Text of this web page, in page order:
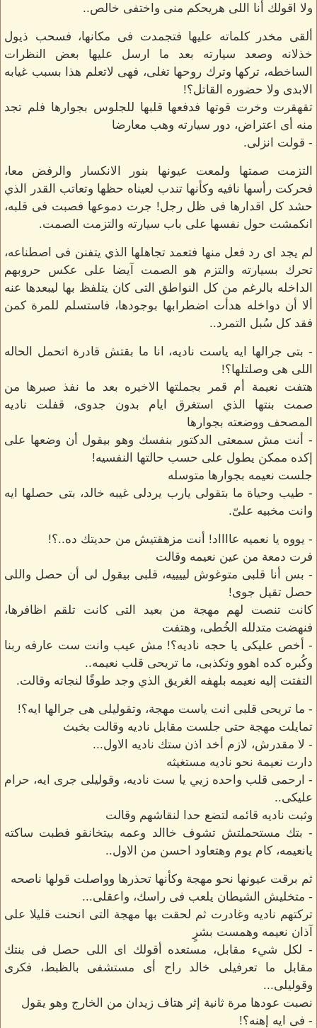
ولا اقولك أنا اللى هريحكم منى واختفى خالص..
ألقى مخدر كلماته عليها فتجمدت فى مكانها، فسحب ذيول
خذلانه وصعد سيارته بعد ما ارسل عليها بعض النظرات
الساخطه، تركها وترك روحها تغلى، فهى لاتعلم هذا بسبب غيابه
الابدى ولا حضوره القاتل؟!
تقهقرت وخرت قوتها فدفعها قلبها للجلوس بجوارها فلم تجد
منه أى اعتراض، دور سيارته وهب معارضا
- قولت انزلى.
التزمت صمتها ولمعت عيونها بنور الانكسار والرفض معا،
فحركت رأسها نافيه وكأنها تندب لعيناه حظها وتعاتب القدر الذي
حشد كل اقدارها فى ظل رجل! جرت دموعها فصبت فى قلبه،
انكمشت حول نفسها على باب سيارته والتزمت الصمت.
لم يجد اى رد فعل منها فتعمد تجاهلها الذي يتفنن فى اصطناعه،
تحرك بسيارته والتزم هو الصمت آيضا على عكس حروبهم
الداخله بالرغم من كل النواطق التى كان يتلفظ بها ليبعدها عنه
ألا أن دواخله هدأت اضطرابها بوجودها، فاستسلم للمرة كمن
فقد كل سُبل التمرد..
- بتى جرالها ايه ياست ناديه، انا ما بقتش قادرة اتحمل الحاله
اللى هى وصلتلها؟!
هتفت نعيمة أم قمر بجملتها الاخيره بعد ما نفذ صبرها من
صمت بنتها الذي استغرق ايام بدون جدوى، قفلت ناديه
المصحف ووضعته بجوارها
- أنت مش سمعتى الدكتور بنفسك وهو بيقول أن وضعها على
إكده ممكن يطول على حسب حالتها النفسيه!
جلست نعيمه بجوارها متوسله
- طيب وحياة ما بتقولى يارب يردلى غيبه خالد، بتى حصلها ايه
وانت مخبيه علىّ.
- يووه يا نعميه عااااد! أنت مزهقتيش من حديتك ده..؟!
فرت دمعة من عين نعيمه وقالت
- بس أنا قلبى متوغوش لييييه، قلبى بيقول لى أن حصل واللى
حصل تقيل جوى!
كانت تنصت لهم مهجة من بعيد التى كانت تلقم اظافرها،
فنهضت متدلله الخُطى، وهتفت
- أخص عليكى يا حجه ناديه؟! مش عيب وانت ست عارفه ربنا
وكُبره كده اهوو وتكذبى، ما تريحى قلب نعيمه..
التفتت إليه نعيمه بلهفه الغريق الذي وجد طوقًا لنجاته وقالت.
- ما تريحى قلبى انت ياست مهجة، وتقوليلى هى جرالها ايه؟!
تمايلت مهجة حتى جلست مقابل ناديه وقالت بخبث
- لا مقدرش، لازم أخد اذن ستك ناديه الاول...
دارت نعيمة نحو ناديه مستغيثه
- ارحمى قلب واحده زيي يا ست ناديه، وقوليلى جرى ايه، حرام
عليكى..
وثبت ناديه قائمه لتضع حدا لنقاشهم وقالت
- بتك مستحملتش تشوف خاالد وعمه بيتخانقو فطبت ساكته
يانعيمه، كام يوم وهتعاود احسن من الاول..
ثم برقت عيونها نحو مهجة وكأنها تحذرها وواصلت قولها ناصحه
- متخليش الشيطان يلعب فى راسك، واعقلى...
تركتهم ناديه وغادرت ثم لحقت بها مهجة التى انحنت قليلا على
آذان نعيمه وهمست بشرٍ
- لكل شيء مقابل، مستعده أقولك اى اللى حصل فى بنتك
مقابل ما تعرفيلى خالد راح أى مستشفى بالظبط، فكرى
وقوليلى...
نصبت عودها مرة ثانية إثر هتاف زيدان من الخارج وهو يقول
- فى ايه إهنه؟!